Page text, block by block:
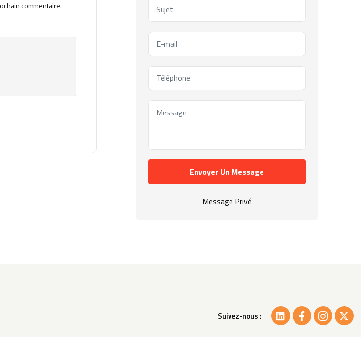
commentaire.
Envoyer Un Message
Message Privé
Suivez-nous :